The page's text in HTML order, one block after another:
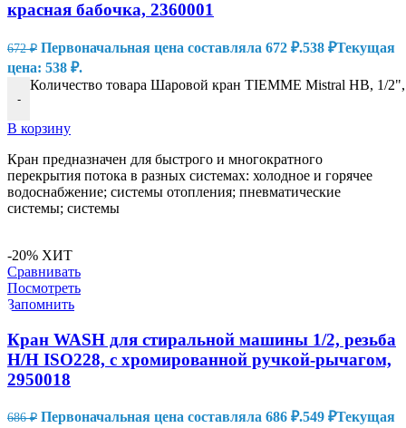
красная бабочка, 2360001
672₽ Первоначальная цена составляла 672 ₽.538 ₽Текущая
цена: 538 ₽.
-
Количество товара Шаровой кран TIEMME Mistral НВ, 1/2",
В корзину
Кран предназначен для быстрого и многократного
перекрытия потока в разных системах: холодное и горячее
водоснабжение; системы отопления; пневматические
системы; системы
-20% ХИТ
Сравнивать
Посмотреть
Запомнить
Кран WASH для стиральной машины 1/2, резьба
Н/Н ISO228, с хромированной ручкой-рычагом,
2950018
686₽ Первоначальная цена составляла 686 ₽.549 ₽Текущая